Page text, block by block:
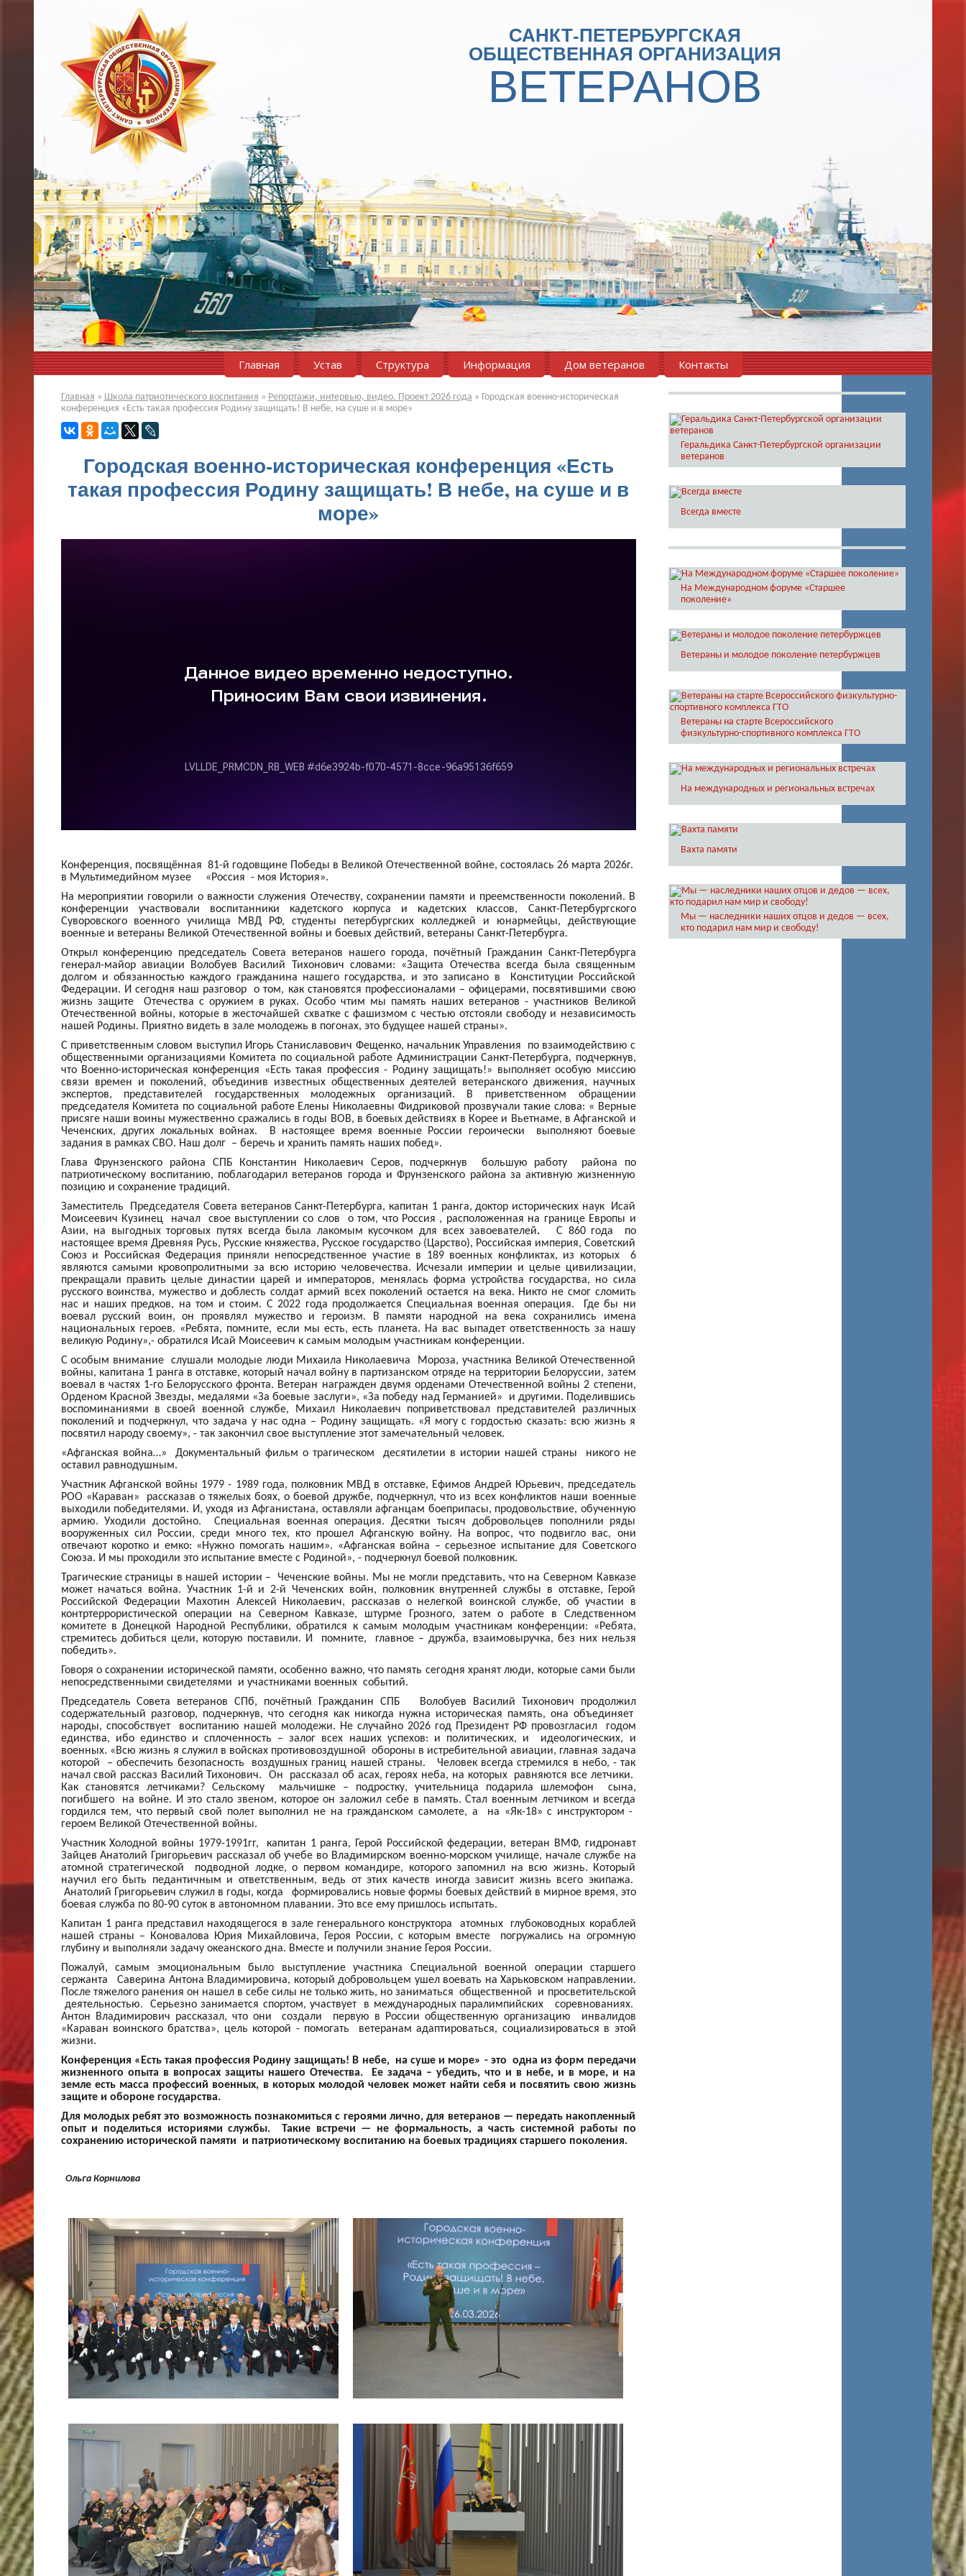
САНКТ-ПЕТЕРБУРГСКАЯ
ОБЩЕСТВЕННАЯ ОРГАНИЗАЦИЯ
ВЕТЕРАНОВ
Главная Устав Структура Информация Дом ветеранов Контакты
Главная » Школа патриотического воспитания » Репортажи, интервью, видео. Проект 2026 года » Городская военно-историческая
конференция «Есть такая профессия Родину защищать! В небе, на суше и в море»
Городская военно-историческая конференция «Есть
такая профессия Родину защищать! В небе, на суше и в
море»
Конференция, посвящённая 81-й годовщине Победы в Великой Отечественной войне, состоялась 26 марта 2026г.
в Мультимедийном музее «Россия - моя История».
На мероприятии говорили о важности служения Отечеству, сохранении памяти и преемственности поколений. В
конференции участвовали воспитанники кадетского корпуса и кадетских классов, Санкт-Петербургского
Суворовского военного училища МВД РФ, студенты петербургских колледжей и юнармейцы, действующие
военные и ветераны Великой Отечественной войны и боевых действий, ветераны Санкт-Петербурга.
Открыл конференцию председатель Совета ветеранов нашего города, почётный Гражданин Санкт-Петербурга
генерал-майор авиации Волобуев Василий Тихонович словами: «Защита Отечества всегда была священным
долгом и обязанностью каждого гражданина нашего государства, и это записано в Конституции Российской
Федерации. И сегодня наш разговор о том, как становятся профессионалами – офицерами, посвятившими свою
жизнь защите Отечества с оружием в руках. Особо чтим мы память наших ветеранов - участников Великой
Отечественной войны, которые в жесточайшей схватке с фашизмом с честью отстояли свободу и независимость
нашей Родины. Приятно видеть в зале молодежь в погонах, это будущее нашей страны».
С приветственным словом выступил Игорь Станиславович Фещенко, начальник Управления по взаимодействию с
общественными организациями Комитета по социальной работе Администрации Санкт-Петербурга, подчеркнув,
что Военно-историческая конференция «Есть такая профессия - Родину защищать!» выполняет особую миссию
связи времен и поколений, объединив известных общественных деятелей ветеранского движения, научных
экспертов, представителей государственных молодежных организаций. В приветственном обращении
председателя Комитета по социальной работе Елены Николаевны Фидриковой прозвучали такие слова: « Верные
присяге наши воины мужественно сражались в годы ВОВ, в боевых действиях в Корее и Вьетнаме, в Афганской и
Чеченских, других локальных войнах. В настоящее время военные России героически выполняют боевые
задания в рамках СВО. Наш долг – беречь и хранить память наших побед».
Глава Фрунзенского района СПБ Константин Николаевич Серов, подчеркнув большую работу района по
патриотическому воспитанию, поблагодарил ветеранов города и Фрунзенского района за активную жизненную
позицию и сохранение традиций.
Заместитель Председателя Совета ветеранов Санкт-Петербурга, капитан 1 ранга, доктор исторических наук Исай
Моисеевич Кузинец начал свое выступлении со слов о том, что Россия , расположенная на границе Европы и
Азии, на выгодных торговых путях всегда была лакомым кусочком для всех завоевателей.С 860 года по
настоящее время Древняя Русь, Русские княжества, Русское государство (Царство), Российская империя, Советский
Союз и Российская Федерация приняли непосредственное участие в 189 военных конфликтах, из которых 6
являются самыми кровопролитными за всю историю человечества. Исчезали империи и целые цивилизации,
прекращали править целые династии царей и императоров, менялась форма устройства государства, но сила
русского воинства, мужество и доблесть солдат армий всех поколений остается на века. Никто не смог сломить
нас и наших предков, на том и стоим. С 2022 года продолжается Специальная военная операция. Где бы ни
воевал русский воин, он проявлял мужество и героизм. В памяти народной на века сохранились имена
национальных героев. «Ребята, помните, если мы есть, есть планета. На вас выпадет ответственность за нашу
великую Родину»,- обратился Исай Моисеевич к самым молодым участникам конференции.
С особым внимание слушали молодые люди Михаила Николаевича Мороза, участника Великой Отечественной
войны, капитана 1 ранга в отставке, который начал войну в партизанском отряде на территории Белоруссии, затем
воевал в частях 1-го Белорусского фронта. Ветеран награжден двумя орденами Отечественной войны 2 степени,
Орденом Красной Звезды, медалями «За боевые заслуги», «За победу над Германией» и другими. Поделившись
воспоминаниями в своей военной службе, Михаил Николаевич поприветствовал представителей различных
поколений и подчеркнул, что задача у нас одна – Родину защищать. «Я могу с гордостью сказать: всю жизнь я
посвятил народу своему», - так закончил свое выступление этот замечательный человек.
«Афганская война…» Документальный фильм о трагическом десятилетии в истории нашей страны никого не
оставил равнодушным.
Участник Афганской войны 1979 - 1989 года, полковник МВД в отставке, Ефимов Андрей Юрьевич, председатель
РОО «Караван» рассказав о тяжелых боях, о боевой дружбе, подчеркнул, что из всех конфликтов наши военные
выходили победителями. И, уходя из Афганистана, оставляли афганцам боеприпасы, продовольствие, обученную
армию. Уходили достойно. Специальная военная операция. Десятки тысяч добровольцев пополнили ряды
вооруженных сил России, среди много тех, кто прошел Афганскую войну. На вопрос, что подвигло вас, они
отвечают коротко и емко: «Нужно помогать нашим». «Афганская война – серьезное испытание для Советского
Союза. И мы проходили это испытание вместе с Родиной», - подчеркнул боевой полковник.
Трагические страницы в нашей истории – Чеченские войны. Мы не могли представить, что на Северном Кавказе
может начаться война. Участник 1-й и 2-й Чеченских войн, полковник внутренней службы в отставке, Герой
Российской Федерации Махотин Алексей Николаевич, рассказав о нелегкой воинской службе, об участии в
контртеррористической операции на Северном Кавказе, штурме Грозного, затем о работе в Следственном
комитете в Донецкой Народной Республики, обратился к самым молодым участникам конференции: «Ребята,
стремитесь добиться цели, которую поставили. И помните, главное – дружба, взаимовыручка, без них нельзя
победить».
Говоря о сохранении исторической памяти, особенно важно, что память сегодня хранят люди, которые сами были
непосредственными свидетелями и участниками военных событий.
Председатель Совета ветеранов СПб, почётный Гражданин СПБ Волобуев Василий Тихонович продолжил
содержательный разговор, подчеркнув, что сегодня как никогда нужна историческая память, она объединяет
народы, способствует воспитанию нашей молодежи. Не случайно 2026 год Президент РФ провозгласил годом
единства, ибо единство и сплоченность – залог всех наших успехов: и политических, и идеологических, и
военных. «Всю жизнь я служил в войсках противовоздушной обороны в истребительной авиации, главная задача
которой – обеспечить безопасность воздушных границ нашей страны. Человек всегда стремился в небо, - так
начал свой рассказ Василий Тихонович. Он рассказал об асах, героях неба, на которых равняются все летчики.
Как становятся летчиками? Сельскому мальчишке – подростку, учительница подарила шлемофон сына,
погибшего на войне. И это стало звеном, которое он заложил себе в память. Стал военным летчиком и всегда
гордился тем, что первый свой полет выполнил не на гражданском самолете, а на «Як-18» с инструктором -
героем Великой Отечественной войны.
Участник Холодной войны 1979-1991гг, капитан 1 ранга, Герой Российской федерации, ветеран ВМФ, гидронавт
Зайцев Анатолий Григорьевич рассказал об учебе во Владимирском военно-морском училище, начале службе на
атомной стратегической подводной лодке, о первом командире, которого запомнил на всю жизнь. Который
научил его быть педантичным и ответственным, ведь от этих качеств иногда зависит жизнь всего экипажа.
Анатолий Григорьевич служил в годы, когда формировались новые формы боевых действий в мирное время, это
боевая служба по 80-90 суток в автономном плавании. Это все ему пришлось испытать.
Капитан 1 ранга представил находящегося в зале генерального конструктора атомных глубоководных кораблей
нашей страны – Коновалова Юрия Михайловича, Героя России, с которым вместе погружались на огромную
глубину и выполняли задачу океанского дна. Вместе и получили знание Героя России.
Пожалуй, самым эмоциональным было выступление участника Специальной военной операции старшего
сержанта Саверина Антона Владимировича, который добровольцем ушел воевать на Харьковском направлении.
После тяжелого ранения он нашел в себе силы не только жить, но заниматься общественной и просветительской
деятельностью. Серьезно занимается спортом, участвует в международных паралимпийских соревнованиях.
Антон Владимирович рассказал, что они создали первую в России общественную организацию инвалидов
«Караван воинского братства», цель которой - помогать ветеранам адаптироваться, социализироваться в этой
жизни.
Конференция «Есть такая профессия Родину защищать! В небе, на суше и море» - это одна из форм передачи
жизненного опыта в вопросах защиты нашего Отечества. Ее задача – убедить, что и в небе, и в море, и на
земле есть масса профессий военных, в которых молодой человек может найти себя и посвятить свою жизнь
защите и обороне государства.
Для молодых ребят это возможность познакомиться с героями лично, для ветеранов — передать накопленный
опыт и поделиться историями службы. Такие встречи — не формальность, а часть системной работы по
сохранению исторической памяти и патриотическому воспитанию на боевых традициях старшего поколения.
Ольга Корнилова
Геральдика Санкт-Петербургской организации
ветеранов
Всегда вместе
На Международном форуме «Старшее
поколение»
Ветераны и молодое поколение петербуржцев
Ветераны на старте Всероссийского
физкультурно-спортивного комплекса ГТО
На международных и региональных встречах
Вахта памяти
Мы — наследники наших отцов и дедов — всех,
кто подарил нам мир и свободу!